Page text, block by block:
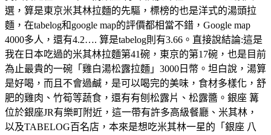
選，算是東京米其林拉麵的先驅，標榜的也是洋式的湯頭拉
麵，在tabelog和google map的評價都相當不錯，Google map
4000多人，還有4.2…. 算是tabelog則有3.66。直接說結論:這是
我在日本吃過的米其林拉麵第41碗，東京的第17碗，也是目前
為止最貴的一碗「雞白湯松露拉麵」3000日幣。坦白說，湯算
是好喝，而且不會過鹹，是可以喝完的美味，食材多樣化，舒
肥的雞肉、竹筍等蔬食，還有有刨松露片、松露醬。銀座 篝
位於銀座JR有樂町附近，這一帶有許多高級餐廳、米其林，
以及TABELOG百名店，本來是想吃米其林一星的「銀座 八